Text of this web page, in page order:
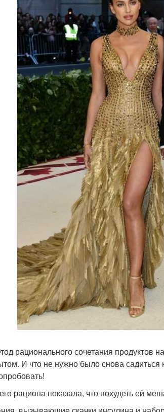
рационального сочетания продуктов
И что не нужно было снова
рациона показала, что похудеть ей